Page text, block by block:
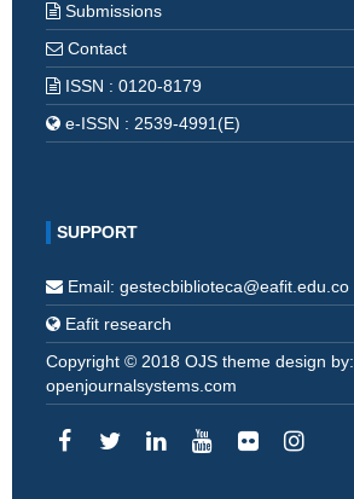
Submissions
Contact
ISSN : 0120-8179
e-ISSN : 2539-4991(E)
SUPPORT
Email: gestecbiblioteca@eafit.edu.co
Eafit research
Copyright © 2018 OJS theme design by:
openjournalsystems.com